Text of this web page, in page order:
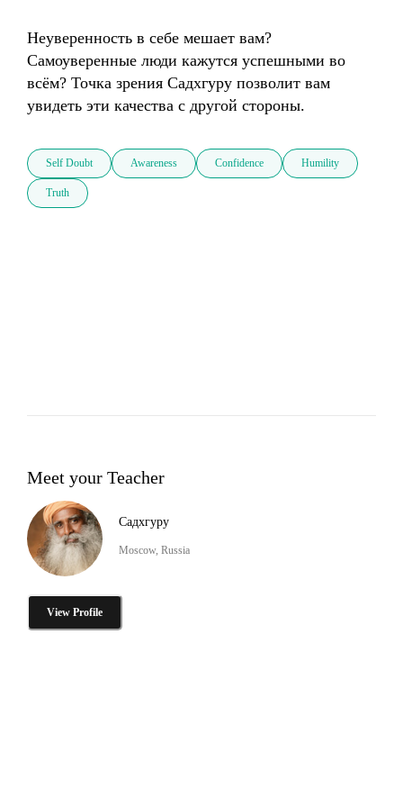
Неуверенность в себе мешает вам?
Самоуверенные люди кажутся успешными во
всём? Точка зрения Садхгуру позволит вам
увидеть эти качества с другой стороны.
Self Doubt Awareness Confidence Humility
Truth
Meet your Teacher
Садхгуру
Moscow, Russia
View Profile